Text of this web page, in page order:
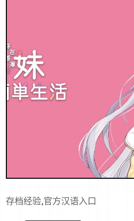
存档经验,官方汉语入口